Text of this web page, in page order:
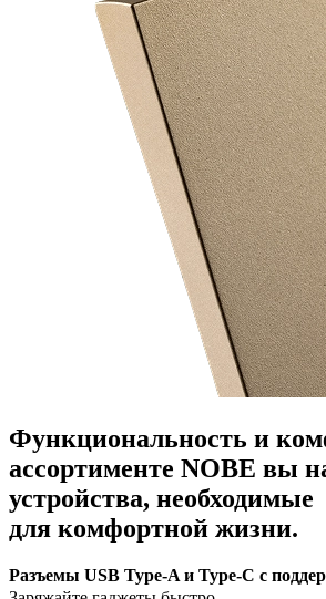
Функциональность и
ассортименте NOBE вы
устройства, необходимые
для комфортной жизни.
Разъемы USB Type-A и Type-C с